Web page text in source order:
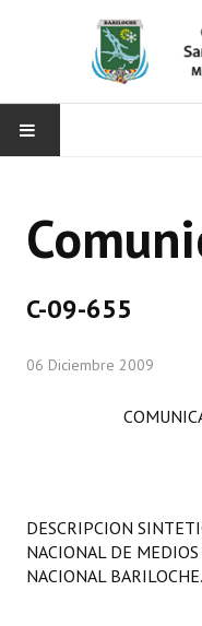
CONCEJO
Comisiones Especiales
LEGISLACIÓN
C-09-655
06 Diciembre 2009
DESCRIPCION
NACIONAL DE
NACIONAL BARILOCHE.